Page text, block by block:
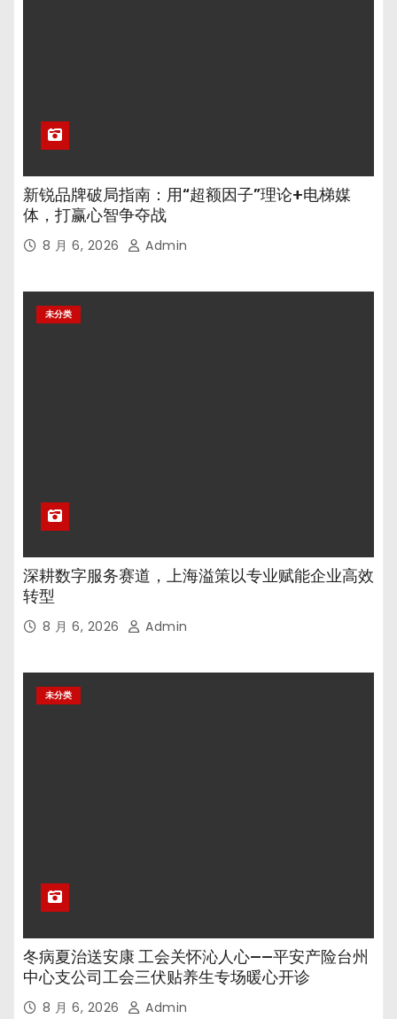
新锐品牌破局指南：用“超额因子”理论+电梯媒
体，打赢心智争夺战
8 月 6, 2026 Admin
未分类
深耕数字服务赛道，上海溢策以专业赋能企业高效
转型
8 月 6, 2026 Admin
未分类
冬病夏治送安康 工会关怀沁人心——平安产险台州
中心支公司工会三伏贴养生专场暖心开诊
8 月 6, 2026 Admin